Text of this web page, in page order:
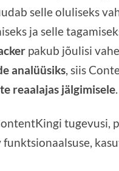
selle oluliseks
ja selle
pakub jõulisi
analüüsiks , siis
reaalajas jälgimisele
tugevusi,